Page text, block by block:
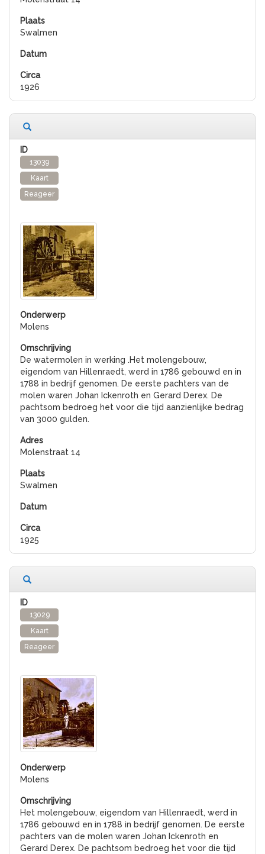
Swalmen
1926
13039
Kaart
Reageer
Molens
De watermolen in werking .Het molengebouw,
eigendom van Hillenraedt, werd in 1786 gebouwd en in
1788 in bedrijf genomen. De eerste pachters van de
molen waren Johan Ickenroth en Gerard Derex. De
pachtsom bedroeg het voor die tijd aanzienlijke bedrag
van 3000 gulden.
Molenstraat 14
Swalmen
1925
13029
Kaart
Reageer
Molens
Het molengebouw, eigendom van Hillenraedt, werd in
1786 gebouwd en in 1788 in bedrijf genomen. De eerste
pachters van de molen waren Johan Ickenroth en
Gerard Derex. De pachtsom bedroeg het voor die tijd